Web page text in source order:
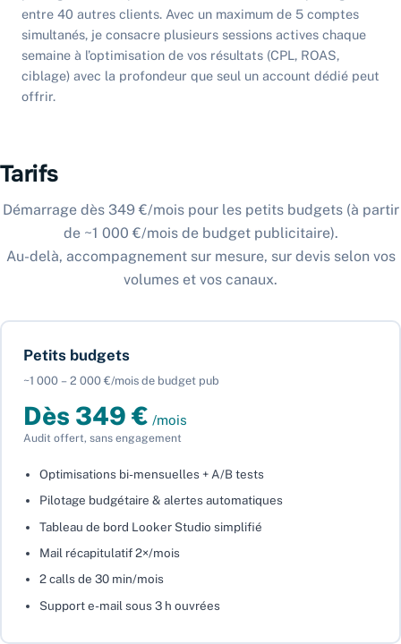
entre 40 autres clients. Avec un maximum de 5 comptes
simultanés, je consacre plusieurs sessions actives chaque
semaine à l’optimisation de vos résultats (CPL, ROAS,
ciblage) avec la profondeur que seul un account dédié peut
offrir.
Tarifs
Démarrage dès 349 €/mois pour les petits budgets (à partir
de ~1 000 €/mois de budget publicitaire).
Au-delà, accompagnement sur mesure, sur devis selon vos
volumes et vos canaux.
Petits budgets
~1 000 – 2 000 €/mois de budget pub
Dès 349 € /mois
Audit offert, sans engagement
Optimisations bi-mensuelles + A/B tests
Pilotage budgétaire & alertes automatiques
Tableau de bord Looker Studio simplifié
Mail récapitulatif 2×/mois
2 calls de 30 min/mois
Support e-mail sous 3 h ouvrées